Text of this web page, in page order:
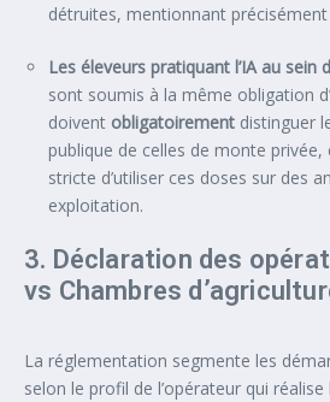
détruites, mentionnant
Les éleveurs pratiquant l’IA au
sont soumis à la même obligation
doivent obligatoirement distinguer
publique de celles de monte privée,
stricte d’utiliser ces doses sur des
exploitation.
3. Déclaration des
vs Chambres
La réglementation segmente les
selon le profil de l’opérateur qui réalise